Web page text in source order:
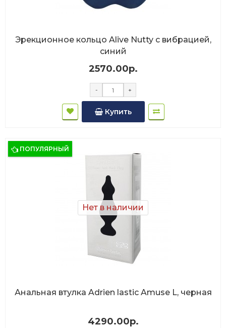
Эрекционное кольцо Alive Nutty с вибрацией,
синий
2570.00р.
- +
Купить
ПОПУЛЯРНЫЙ
Нет в наличии
Анальная втулка Adrien lastic Amuse L, черная
4290.00р.